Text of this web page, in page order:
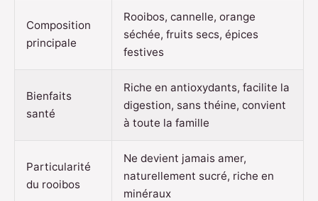
Composition
principale
Rooibos, cannelle, orange
séchée, fruits secs, épices
festives
Bienfaits
santé
Riche en antioxydants, facilite la
digestion, sans théine, convient
à toute la famille
Particularité
du rooibos
Ne devient jamais amer,
naturellement sucré, riche en
minéraux